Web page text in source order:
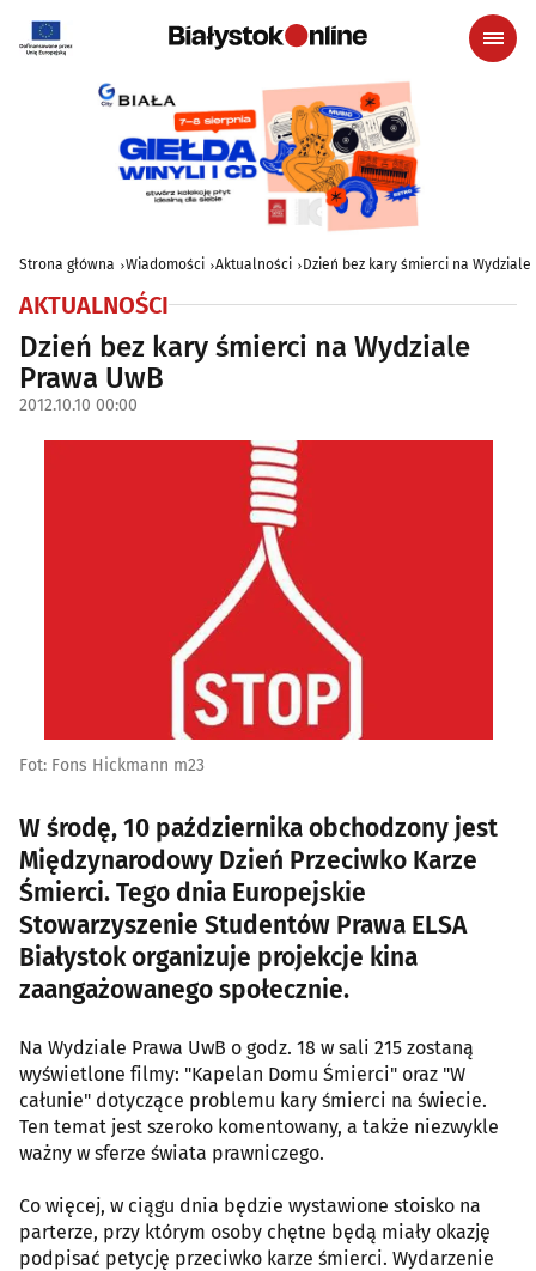
Strona główna Wiadomości Aktualności Dzień bez kary śmierci na Wydziale
AKTUALNOŚCI
Dzień bez kary śmierci na Wydziale
Prawa UwB
2012.10.10 00:00
Fot: Fons Hickmann m23
W środę, 10 października obchodzony jest
Międzynarodowy Dzień Przeciwko Karze
Śmierci. Tego dnia Europejskie
Stowarzyszenie Studentów Prawa ELSA
Białystok organizuje projekcje kina
zaangażowanego społecznie.
Na Wydziale Prawa UwB o godz. 18 w sali 215 zostaną
wyświetlone filmy: "Kapelan Domu Śmierci" oraz "W
całunie" dotyczące problemu kary śmierci na świecie.
Ten temat jest szeroko komentowany, a także niezwykle
ważny w sferze świata prawniczego.
Co więcej, w ciągu dnia będzie wystawione stoisko na
parterze, przy którym osoby chętne będą miały okazję
podpisać petycję przeciwko karze śmierci. Wydarzenie